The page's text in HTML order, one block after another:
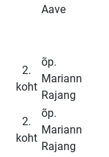
Aave
2.
koht
õp.
Mariann
Rajang
2.
koht
õp.
Mariann
Rajang